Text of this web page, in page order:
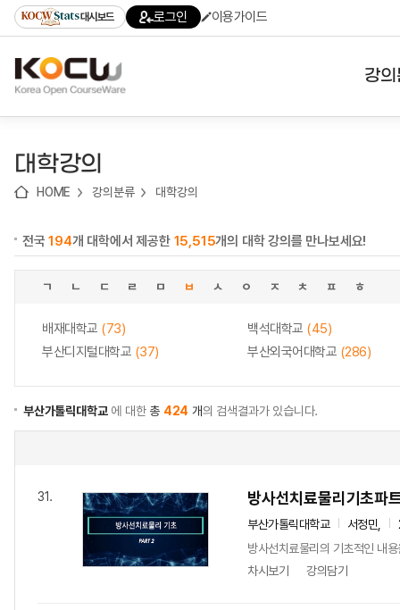
기
기
기
content)
가
대시보드 로그인 이용가이드
강
대학강의
HOME 강의분류 대학강의
전국194개 대학에서 제공한 15,515개의 대학 강의를 만나보세요!
ㄱ ㄴ ㄷ ㄹ ㅁ ㅂ ㅅ ㅇ ㅈ ㅊ ㅍ ㅎ
배재대학교 (73) 백석대학교 (45)
부산디지털대학교 (37) 부산외국어대학교 (286)
부산가톨릭대학교에 대한총 424 개의 검색결과가 있습니다.
31. 방사선치료물리기초파
부산가톨릭대학교 서정민,
방사선치료물리의 기초적인 내
차시보기
강의담기